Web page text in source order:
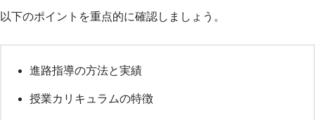
以下のポイントを重点的に確認しましょう。
進路指導の方法と実績
授業カリキュラムの特徴